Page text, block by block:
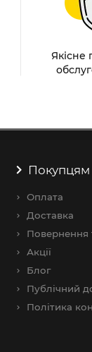
Якісне
Покупцям
Оплата
Доставка
Повернення
Акції
Блог
Публічний
Політика